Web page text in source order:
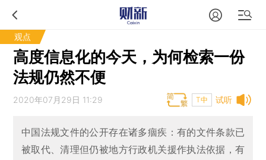
观点
高度信息化的今天，为何检索一份
法规仍然不便
试听
2020年07月29日 11:29 T中
中国法规文件的公开存在诸多痼疾：有的文件条款已
被取代、清理但仍被地方行政机关援作执法依据，有